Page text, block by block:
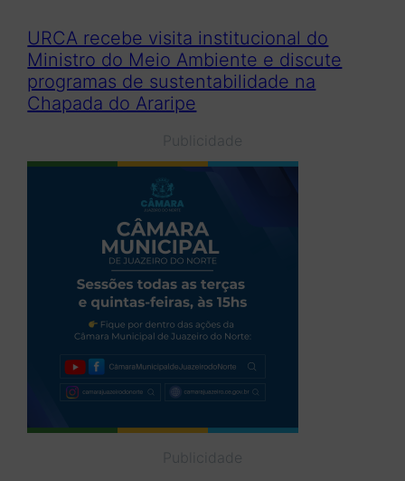
URCA recebe visita institucional do
Ministro do Meio Ambiente e discute
programas de sustentabilidade na
Chapada do Araripe
Publicidade
Publicidade